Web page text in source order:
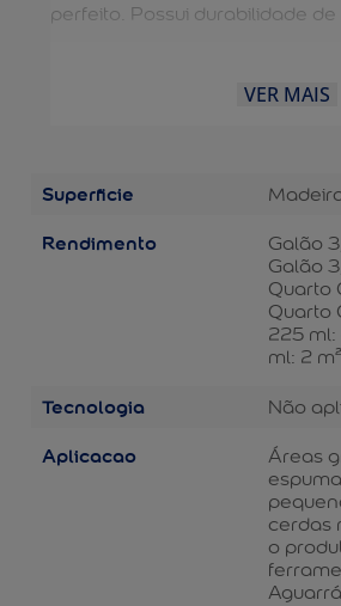
perfeito. Possui durabilidade de
VER MAIS
Superficie
Rendimento
Galão
Galão
Quarto
Quarto
225 ml:
ml: 2 m²
Tecnologia Não
Aplicacao
Áreas
cerdas
o